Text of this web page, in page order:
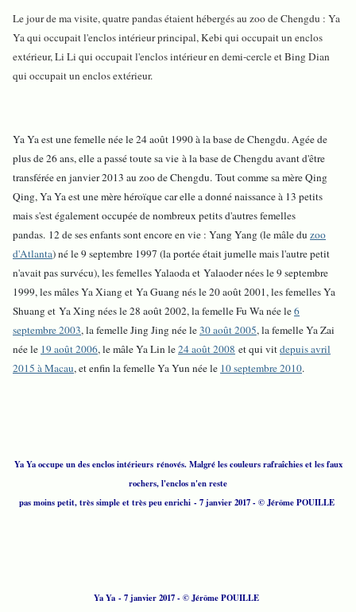
Le jour de ma visite, quatre pandas étaient hébergés au zoo de Chengdu : Ya
Ya qui occupait l'enclos intérieur principal, Kebi qui occupait un enclos
extérieur, Li Li qui occupait l'enclos intérieur en demi-cercle et Bing Dian
qui occupait un enclos extérieur.
Ya Ya est une femelle née le 24 août 1990 à la base de Chengdu. Agée de
plus de 26 ans, elle a passé toute sa vie à la base de Chengdu avant d'être
transférée en janvier 2013 au zoo de Chengdu. Tout comme sa mère Qing
Qing, Ya Ya est une mère héroïque car elle a donné naissance à 13 petits
mais s'est également occupée de nombreux petits d'autres femelles
pandas. 12 de ses enfants sont encore en vie : Yang Yang (le mâle du zoo
d'Atlanta) né le 9 septembre 1997 (la portée était jumelle mais l'autre petit
n'avait pas survécu), les femelles Yalaoda et Yalaoder nées le 9 septembre
1999, les mâles Ya Xiang et Ya Guang nés le 20 août 2001, les femelles Ya
Shuang et Ya Xing nées le 28 août 2002, la femelle Fu Wa née le6
septembre 2003, la femelle Jing Jing née le30 août 2005, la femelle Ya Zai
née le 19 août 2006, le mâle Ya Lin le24 août 2008 et qui vitdepuis avril
2015 à Macau, et enfin la femelle Ya Yun née le 10 septembre 2010.
Ya Ya occupe un des enclos intérieurs rénovés. Malgré les couleurs rafraîchies et les faux
rochers, l'enclos n'en reste
pas moins petit, très simple et très peu enrichi - 7 janvier 2017 - © Jérôme POUILLE
Ya Ya - 7 janvier 2017 - © Jérôme POUILLE